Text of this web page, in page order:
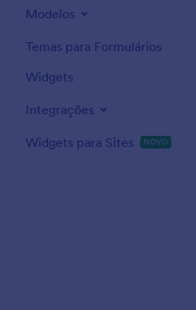
Modelos
Temas para Formulários
Widgets
Integrações
Widgets para Sites NOVO